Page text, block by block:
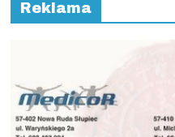
Reklama